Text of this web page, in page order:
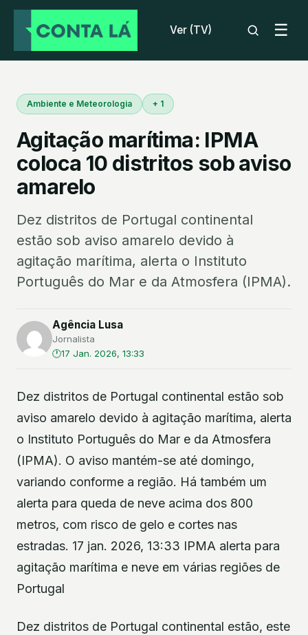
Ver (TV) ☰
Ambiente e Meteorologia + 1
Agitação marítima: IPMA
coloca 10 distritos sob aviso
amarelo
Dez distritos de Portugal continental
estão sob aviso amarelo devido à
agitação marítima, alerta o Instituto
Português do Mar e da Atmosfera (IPMA).
Agência Lusa
Jornalista
17 Jan. 2026, 13:33
Dez distritos de Portugal continental estão sob
aviso amarelo devido à agitação marítima, alerta
o Instituto Português do Mar e da Atmosfera
(IPMA). O aviso mantém-se até domingo,
variando conforme a região. Há também um
alerta para queda de neve acima dos 800
metros, com risco de gelo e cortes nas
estradas. 17 jan. 2026, 13:33 IPMA alerta para
agitação marítima e neve em várias regiões de
Portugal
Dez distritos de Portugal continental estão, este